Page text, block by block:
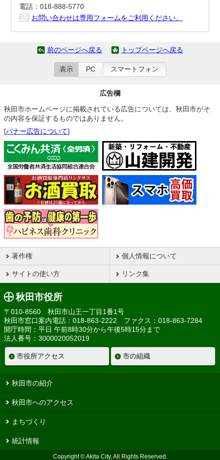
電話：018-888-5770
お問い合わせは専用フォームをご利用ください。
前のページへ戻る トップページへ戻る
表示 PC スマートフォン
広告欄
秋田市ホームページに掲載されている広告については、秋田市がそ
の内容を保証するものではありません。
[バナー広告について]
著作権 個人情報について
サイトの使い方 リンク集
秋田市役所
〒010-8560 秋田市山王一丁目1番1号
秋田市窓口案内電話：018-863-2222 ファクス：018-863-7284
開庁時間：平日 午前8時30分から午後5時15分まで
法人番号：3000020052019
市役所アクセス 市の組織
秋田市の紹介
秋田市へのアクセス
まちづくり
統計情報
Copyright © Akita City, All Rights Reserved.